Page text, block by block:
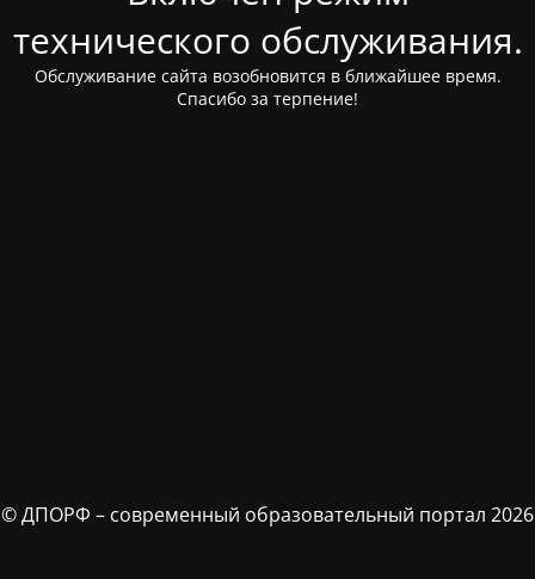
технического обслуживания.
Обслуживание сайта возобновится в ближайшее время.
Спасибо за терпение!
© ДПОРФ – современный образовательный портал 2026